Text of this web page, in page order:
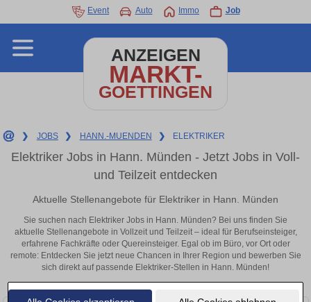
Event Auto Immo Job
ANZEIGEN
MARKT-
GOETTINGEN
❯ JOBS ❯ HANN.-MUENDEN ❯ ELEKTRIKER
Elektriker Jobs in Hann. Münden - Jetzt Jobs in Voll-
und Teilzeit entdecken
Aktuelle Stellenangebote für Elektriker in Hann. Münden
Sie suchen nach Elektriker Jobs in Hann. Münden? Bei uns finden Sie
aktuelle Stellenangebote in Vollzeit und Teilzeit – ideal für Berufseinsteiger,
erfahrene Fachkräfte oder Quereinsteiger. Egal ob im Büro, vor Ort oder
remote: Entdecken Sie jetzt neue Chancen in Ihrer Region und bewerben Sie
sich direkt auf passende Elektriker-Stellen in Hann. Münden!